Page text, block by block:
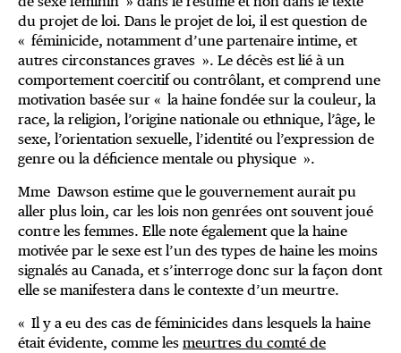
du projet de loi. Dans le projet de loi, il est question de
« féminicide, notamment d’une partenaire intime, et
autres circonstances graves ». Le décès est lié à un
comportement coercitif ou contrôlant, et comprend une
motivation basée sur « la haine fondée sur la couleur, la
race, la religion, l’origine nationale ou ethnique, l’âge, le
sexe, l’orientation sexuelle, l’identité ou l’expression de
genre ou la déficience mentale ou physique ».
Mme Dawson estime que le gouvernement aurait pu
aller plus loin, car les lois non genrées ont souvent joué
contre les femmes. Elle note également que la haine
motivée par le sexe est l’un des types de haine les moins
signalés au Canada, et s’interroge donc sur la façon dont
elle se manifestera dans le contexte d’un meurtre.
« Il y a eu des cas de féminicides dans lesquels la haine
était évidente, comme les meurtres du comté de